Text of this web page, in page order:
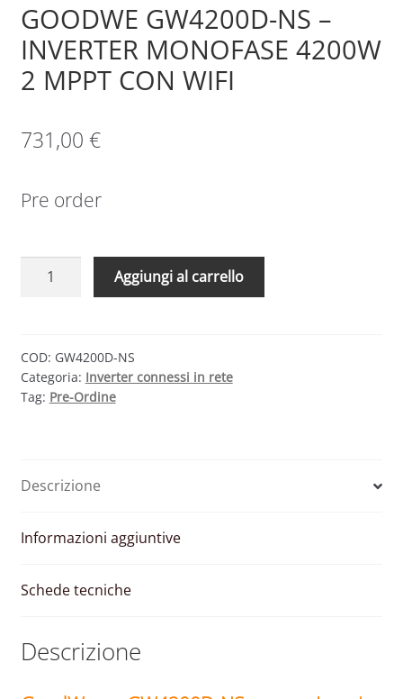
GOODWE GW4200D-NS –
INVERTER MONOFASE 4200W
2 MPPT CON WIFI
731,00 €
Pre order
GOODWE
INVERTER
MONOFASE
4200W
WIFI
Aggiungi al carrello
COD: GW4200D-NS
Categoria: Inverter connessi in rete
Tag: Pre-Ordine
Descrizione
Informazioni aggiuntive
Schede tecniche
Descrizione